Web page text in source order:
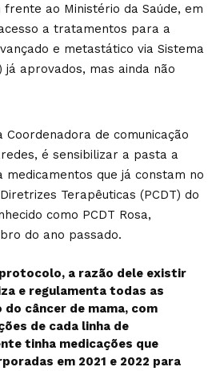
ao Ministério da Saúde, em
a tratamentos para a
e metastático via Sistema
já aprovados, mas ainda não
Coordenadora de comunicação
é sensibilizar a pasta a
medicamentos que já constam no
Terapêuticas (PCDT) do
como PCDT Rosa,
do ano passado.
a razão dele existir
e regulamenta todas as
do câncer de mama, com
de cada linha de
tinha medicações que
em 2021 e 2022 para